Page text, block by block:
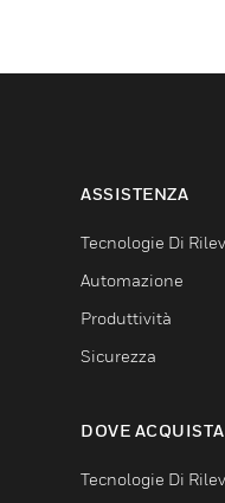
ASSISTENZA
Tecnologie Di
Automazione
Produttività
Sicurezza
DOVE
Tecnologie Di